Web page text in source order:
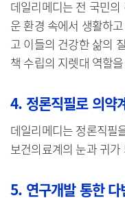
데일리메디는 전 국민
운 환경 속에서 생활하
고 이들의 건강한 삶의
책 수립의 지렛대 역할
4. 정론직필로 의약
데일리메디는 정론직필
보건의료계의 눈과 귀
5. 연구개발 통한